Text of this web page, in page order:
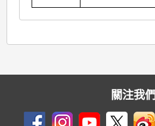
關注我們